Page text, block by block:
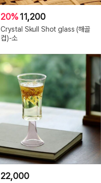
20%11,200
Crystal Skull Shot glass (해골
컵)-소
22,000